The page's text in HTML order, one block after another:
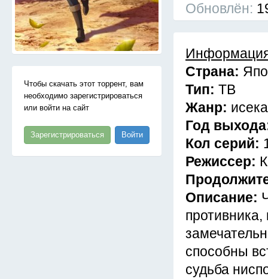
Чтобы скачать этот торрент, вам
необходимо зарегистрироваться
или войти на сайт
Зарегистрироваться Войти
Обновлён:
Страна:
Тип: ТВ
Жанр:
Год
Кол серий:
Режиссер:
Описание:
способны
судьба